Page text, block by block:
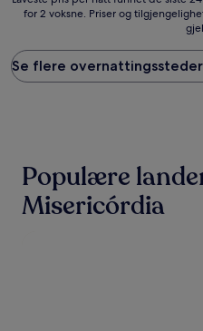
pris
natt
funnet
de
opphold
på
for 2 voksne. Priser og
Se flere overnattingssteder
Populære
Misericórdia